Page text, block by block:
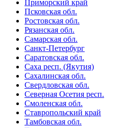
Приморский край
Псковская обл.
Ростовская обл.
Рязанская обл.
Самарская обл.
Санкт-Петербург
Саратовская обл.
Саха респ. (Якутия)
Сахалинская обл.
Свердловская обл.
Северная Осетия респ.
Смоленская обл.
Ставропольский край
Тамбовская обл.